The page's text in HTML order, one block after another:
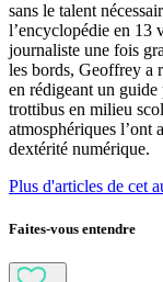
sans le talent
l’encyclopédie en 13
journaliste une fois
les bords, Geoffrey a
en rédigeant un guide
trottibus en milieu
atmosphériques l’ont
dextérité numérique.
Plus d'articles de cet
Faites-vous entendre